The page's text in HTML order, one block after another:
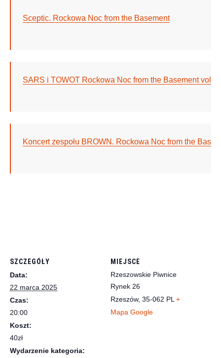
Sceptic. Rockowa Noc from the Basement
SARS i TOWOT Rockowa Noc from the Basement vol 2
Koncert zespołu BROWN. Rockowa Noc from the
SZCZEGÓŁY
Data:
22 marca 2025
Czas:
20:00
Koszt:
40zł
Wydarzenie kategoria:
MIEJSCE
Rzeszowskie Piwnice
Rynek 26
Rzeszów, 35-062 PL +
Mapa Google